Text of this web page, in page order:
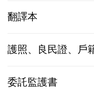
翻譯本
護照、良民證、戶
委託監護書